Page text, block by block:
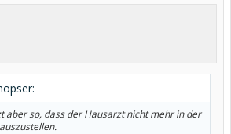
aber so, dass der Hausarzt nicht mehr in der